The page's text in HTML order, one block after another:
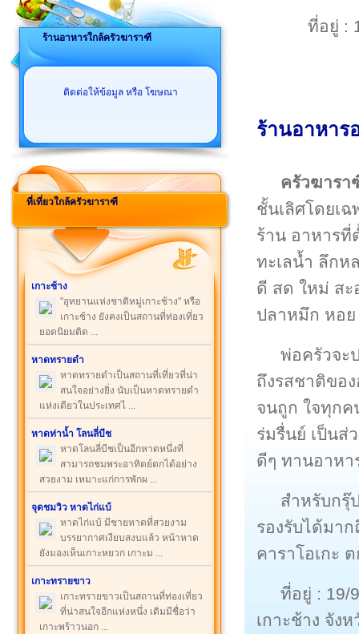
ร้านอาหารใกล้ครัวฆาราฑี
ติดต่อให้ข้อมูล หรือ โฆษณา
ที่เที่ยวใกล้ครัวฆาราฑี
เกาะช้าง
"อุทยานแห่งชาติหมู่เกาะช้าง" หรือ
เกาะช้าง ยังคงเป็นสถานที่ท่องเที่ยว
ยอดนิยมติด ...
หาดทรายดำ
หาดทรายดำเป็นสถานที่เที่ยวที่น่า
สนใจอย่างยิ่ง นับเป็นหาดทรายดำ
แห่งเดียวในประเทศไ ...
หาดท่าน้ำ โลนลี่บีช
หาดโลนลี่บีชเป็นอีกหาดหนึ่งที่
สามารถชมพระอาทิตย์ตกได้อย่าง
สวยงาม เหมาะแก่การพักผ ...
จุดชมวิว หาดไก่แบ้
หาดไก่แบ้ มีชายหาดที่สวยงาม
บรรยากาศเงียบสงบแล้ว หน้าหาด
ยังมองเห็นเกาะหยวก เกาะม ...
เกาะทรายขาว
เกาะทรายขาวเป็นสถานที่ท่องเที่ยว
ที่น่าสนใจอีกแห่งหนึ่ง เดิมมีชื่อว่า
เกาะพร้าวนอก ...
ที่อยู่ :
ร้านอาหาร
ครัวฆารา
ชั้นเลิศโดยเ
ร้าน อาหารที่
ทะเลน้ำ ลึกห
ดี สด ใหม่ สะ
ปลาหมึก หอ
พ่อครัวจะ
ถึงรสชาติของ
จนถูก ใจทุกค
ร่มรื่นย์ เป็นส่
ดีๆ ทานอาหา
สำหรับกรุ๊
รองรับได้มา
คาราโอเกะ
ที่อยู่ : 19/
เกาะช้าง จัง